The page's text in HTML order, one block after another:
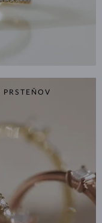
PRSTEŇOV